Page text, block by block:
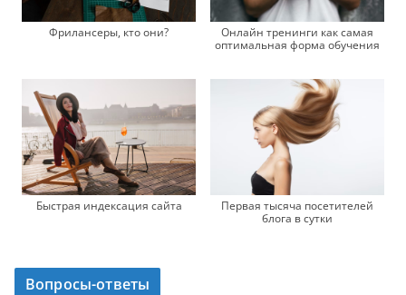
Фрилансеры, кто они?
Онлайн тренинги как самая
оптимальная форма обучения
Быстрая индексация сайта
Первая тысяча посетителей
блога в сутки
Вопросы-ответы